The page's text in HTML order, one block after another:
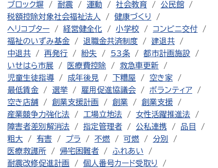
ブロック塀
耐震 運動 社会教育
公民館
税額控除対象社会福祉法人
健康づくり
ヘリコプター
経営健全化 小学校
コンビニ交付
福祉のいずみ基金
退職金共済制度
建退共
中退共
再発行 紛失 53条
都市計画施設
いせはら市展
医療費控除
救急車更新
児童生徒指導
成年後見 下糟屋
空き家
最低賃金
選挙 雇用促進協議会
ボランティア
空き店舗
創業支援計画 創業
創業支援
産業競争力強化法
工場立地法
女性活躍推進法
障害者差別解消法
指定管理者 公私連携
品目
粗大
有害 プラ 不燃 可燃
分別
医療救護所
帰宅困難者
ふれあい
耐震改修促進計画
個人番号カード受取り